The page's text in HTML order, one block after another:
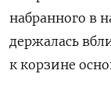
набранного в
держалась
к корзине